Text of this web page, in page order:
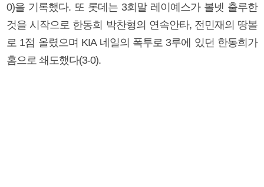
0)을 기록했다. 또 롯데는 3회말 레이예스가 볼넷 출루한
것을 시작으로 한동희 박찬형의 연속안타, 전민재의 땅볼
로 1점 올렸으며 KIA 네일의 폭투로 3루에 있던 한동희가
홈으로 쇄도했다(3-0).